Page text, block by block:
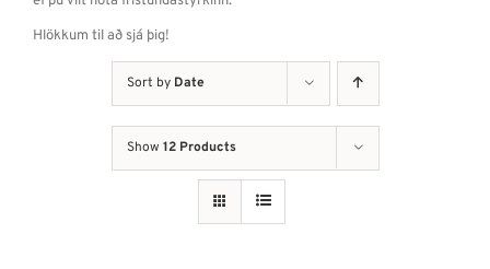
Hlökkum til að sjá þig!
Sort by Date
Show 12 Products